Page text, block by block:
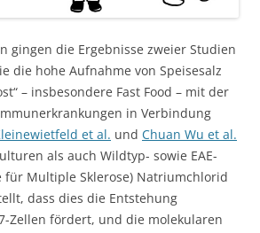
gingen die Ergebnisse zweier Studien
die hohe Aufnahme von Speisesalz
– insbesondere Fast Food – mit der
in Verbindung
et al. und Chuan Wu et al.
als auch Wildtyp- sowie EAE-
für Multiple Sklerose) Natriumchlorid
dass dies die Entstehung
Zellen fördert, und die molekularen